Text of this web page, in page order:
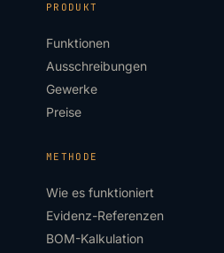
PRODUKT
Funktionen
Ausschreibungen
Gewerke
Preise
METHODE
Wie es funktioniert
Evidenz-Referenzen
BOM-Kalkulation